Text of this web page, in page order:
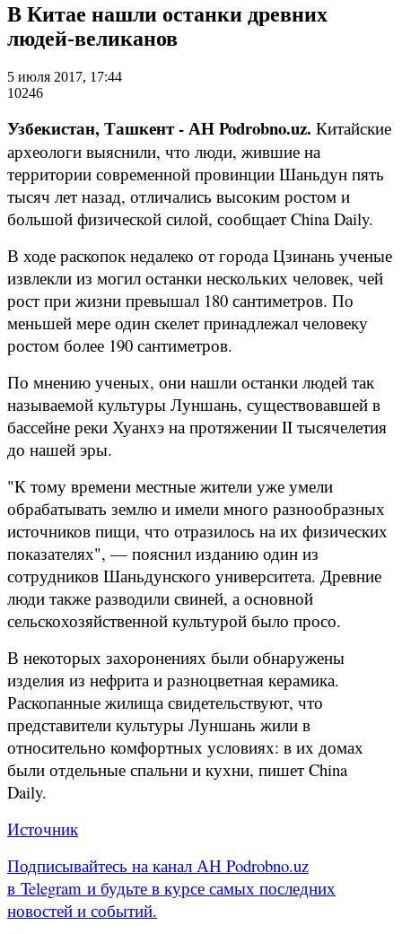
В Китае нашли останки древних
людей-великанов
5 июля 2017, 17:44
10246
Узбекистан, Ташкент - АН Podrobno.uz. Китайские
археологи выяснили, что люди, жившие на
территории современной провинции Шаньдун пять
тысяч лет назад, отличались высоким ростом и
большой физической силой, сообщает China Daily.
В ходе раскопок недалеко от города Цзинань ученые
извлекли из могил останки нескольких человек, чей
рост при жизни превышал 180 сантиметров. По
меньшей мере один скелет принадлежал человеку
ростом более 190 сантиметров.
По мнению ученых, они нашли останки людей так
называемой культуры Луншань, существовавшей в
бассейне реки Хуанхэ на протяжении II тысячелетия
до нашей эры.
"К тому времени местные жители уже умели
обрабатывать землю и имели много разнообразных
источников пищи, что отразилось на их физических
показателях", — пояснил изданию один из
сотрудников Шаньдунского университета. Древние
люди также разводили свиней, а основной
сельскохозяйственной культурой было просо.
В некоторых захоронениях были обнаружены
изделия из нефрита и разноцветная керамика.
Раскопанные жилища свидетельствуют, что
представители культуры Луншань жили в
относительно комфортных условиях: в их домах
были отдельные спальни и кухни, пишет China
Daily.
Источник
Подписывайтесь на канал АН Podrobno.uz
в Telegram и будьте в курсе самых последних
новостей и событий.